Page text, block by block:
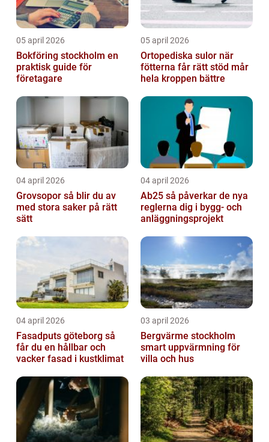
05 april 2026
Bokföring stockholm en
praktisk guide för
företagare
05 april 2026
Ortopediska sulor när
fötterna får rätt stöd mår
hela kroppen bättre
04 april 2026
Grovsopor så blir du av
med stora saker på rätt
sätt
04 april 2026
Ab25 så påverkar de nya
reglerna dig i bygg- och
anläggningsprojekt
04 april 2026
Fasadputs göteborg så
får du en hållbar och
vacker fasad i kustklimat
03 april 2026
Bergvärme stockholm
smart uppvärmning för
villa och hus